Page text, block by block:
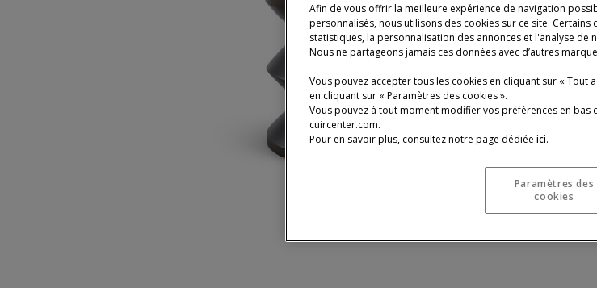
Afin de vous offrir la meilleure expérience de navigation
personnalisés, nous utilisons des cookies sur ce site. Certains
statistiques, la personnalisation des annonces et l'analyse de
Nous ne partageons jamais ces données avec d’autres
Vous pouvez accepter tous les cookies en cliquant sur « Tout
en cliquant sur « Paramètres des cookies ».
Vous pouvez à tout moment modifier vos préférences en bas
cuircenter.com.
Pour en savoir plus, consultez notre page dédiée ici.
Paramètres des
cookies